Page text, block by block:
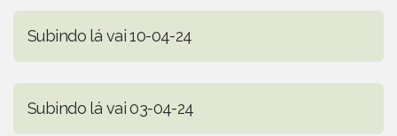
Subindo lá vai 10-04-24
Subindo lá vai 03-04-24